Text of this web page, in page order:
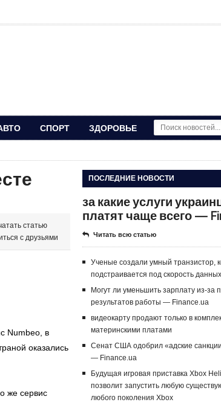
СПОРТ ЗДОРОВЬЕ
статью
с друзьями
Numbeo, в
оказались
же сервис
ПОСЛЕДНИЕ НОВОСТИ
за какие услуги
платят чаще всего —
Читать всю статью
Ученые создали умный транзистор,
подстраивается под скорость данных
Могут ли уменьшить зарплату из-за
результатов работы — Finance.ua
видеокарту продают только в
материнскими платами
Сенат США одобрил «адские
— Finance.ua
Будущая игровая приставка Xbox
позволит запустить любую
любого поколения Xbox